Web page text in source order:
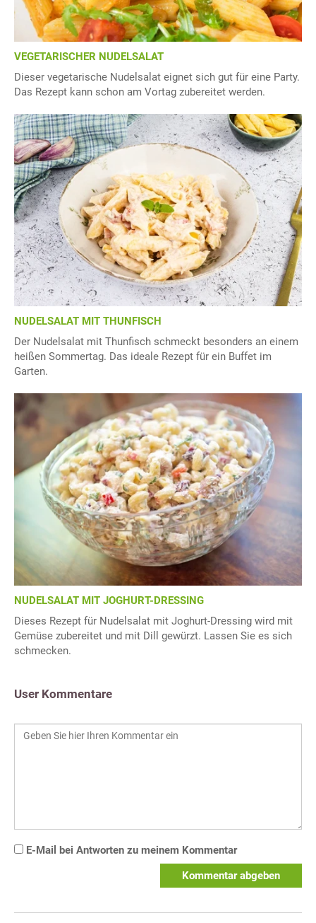
VEGETARISCHER NUDELSALAT
Dieser vegetarische Nudelsalat eignet sich gut für eine Party.
Das Rezept kann schon am Vortag zubereitet werden.
NUDELSALAT MIT THUNFISCH
Der Nudelsalat mit Thunfisch schmeckt besonders an einem
heißen Sommertag. Das ideale Rezept für ein Buffet im
Garten.
NUDELSALAT MIT JOGHURT-DRESSING
Dieses Rezept für Nudelsalat mit Joghurt-Dressing wird mit
Gemüse zubereitet und mit Dill gewürzt. Lassen Sie es sich
schmecken.
User Kommentare
E-Mail bei Antworten zu meinem Kommentar
Kommentar abgeben